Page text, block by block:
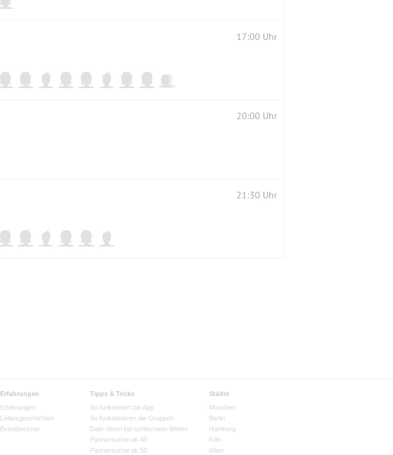
17:00 Uhr
20:00 Uhr
21:30 Uhr
Erfahrungen
Erfahrungen
Liebesgeschichten
Eventberichte
Tipps & Tricks
So funktioniert die App
So funktionieren die Gruppen
Date-Ideen bei schlechtem Wetter
Partnersuche ab 40
Partnersuche ab 50
Städte
München
Berlin
Hamburg
Köln
Wien